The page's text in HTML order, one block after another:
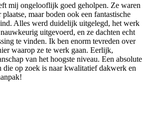
mij ongelooflijk goed geholpen. Ze waren
maar boden ook een fantastische
Alles werd duidelijk uitgelegd, het werk
uitgevoerd, en ze dachten echt
te vinden. Ik ben enorm tevreden over
waarop ze te werk gaan. Eerlijk,
van het hoogste niveau. Een absolute
die op zoek is naar kwalitatief dakwerk en